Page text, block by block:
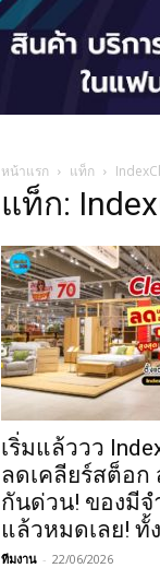
หน้าแรก แท็ก
แท็ก:
เริ่มแล้ววว
ลดเคลียร์สต็อก
กันด่วน! ของมี
แล้วหมดเลย! ทั้
ทีมงาน - 22/06/2026